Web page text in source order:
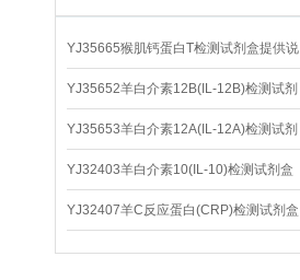
YJ35665猴肌钙蛋白T检测试剂盒提供说
明书
YJ35652羊白介素12B(IL-12B)检测试剂
盒
YJ35653羊白介素12A(IL-12A)检测试剂
盒
YJ32403羊白介素10(IL-10)检测试剂盒
YJ32407羊C反应蛋白(CRP)检测试剂盒